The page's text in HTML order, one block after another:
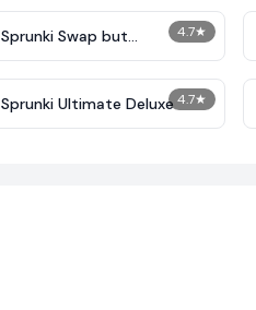
4.7★
Sprunki Swap but
Parasprunki
4.7★
Sprunki Ultimate Deluxe